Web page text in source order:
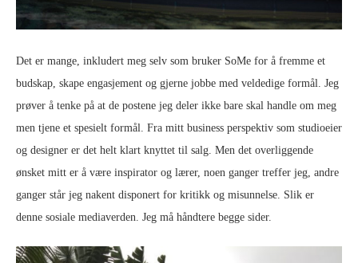
Det er mange, inkludert meg selv som bruker SoMe for å fremme et
budskap, skape engasjement og gjerne jobbe med veldedige formål. Jeg
prøver å tenke på at de postene jeg deler ikke bare skal handle om meg
men tjene et spesielt formål. Fra mitt business perspektiv som studioeier
og designer er det helt klart knyttet til salg. Men det overliggende
ønsket mitt er å være inspirator og lærer, noen ganger treffer jeg, andre
ganger står jeg nakent disponert for kritikk og misunnelse. Slik er
denne sosiale mediaverden. Jeg må håndtere begge sider.